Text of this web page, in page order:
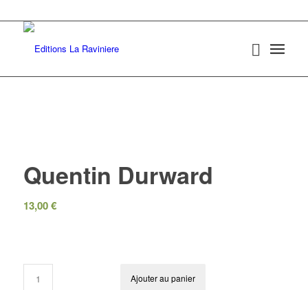
Quentin Durward
13,00€
Ajouter au panier